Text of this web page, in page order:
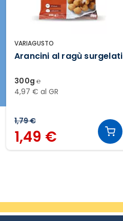
VARIAGUSTO
Arancini al ragù surgelati
300g ℮
4,97 € al GR
1,79 €
1,49 €